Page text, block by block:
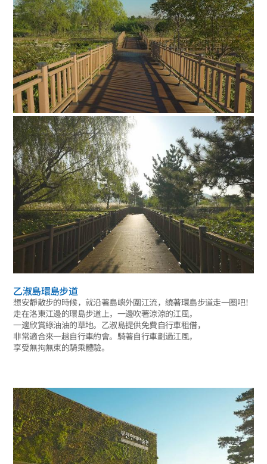
乙淑島環島步道
想安靜散步的時候，就沿著島嶼外圍江流，繞著環島步道走一圈吧！
走在洛東江邊的環島步道上，一邊吹著涼涼的江風，
一邊欣賞綠油油的草地。乙淑島提供免費自行車租借，
非常適合來一趟自行車約會。騎著自行車劃過江風，
享受無拘無束的騎乘體驗。